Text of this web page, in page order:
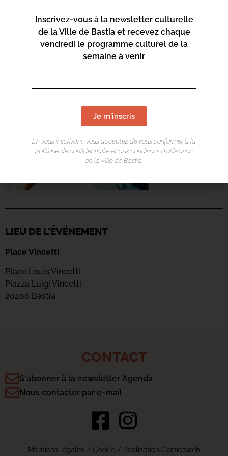
cette année ses 80 ans.
Informations | 06 73 68 89 18
LIEU DE L'ÉVÉNEMENT
Place Vincetti
Place Louis Vincetti
Piazza Luigi Vincetti
20200 Bastia
CONTACT
S'abonner à la newsletter Agenda
Nous contacter par e-mail
Mentions légales / Cookie/ Réalisation Corsicaweb
Inscrivez-vous à la newsletter culturelle
de la Ville de Bastia et recevez chaque
vendredi le programme culturel de la
semaine à venir
Je m'inscris
En vous inscrivant, vous acceptez de vous conformer à la
politique de confidentialité et aux conditions d’utilisation
de la Ville de Bastia.